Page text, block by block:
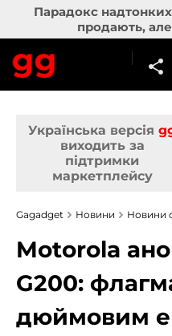
Парадокс
продають,
Українська версія
виходить за
підтримки
маркетплейсу
Gagadget Новини Новини
Motorola
G200:
дюймовим